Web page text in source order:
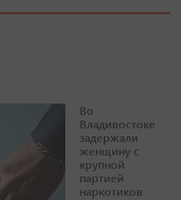
Во
Владивостоке
задержали
женщину с
крупной
партией
наркотиков